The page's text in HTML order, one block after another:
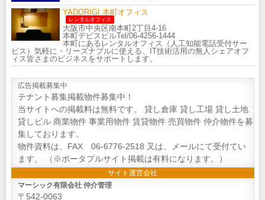
YADORIGI 本町オフィス
レンタルオフィス
大阪市中央区南本町2丁目4-16
本町デビスビルTel/06-4256-1444
本町にあるレンタルオフィス（人工知能電話受付サー
ビス）気軽に・リーズナブルに使える、IT技術活用の無人シェアオフ
ィス皆さまのビジネスをサポートします。
広告掲載募集中
テナント募集掲載物件募集中！
当サイトへの掲載料は無料です。 貸し倉庫 貸し工場 貸し土地
貸しビル 商業物件 事業用物件 賃貸物件 売買物件 仲介物件を募
集しております。
物件資料は、FAX 06-6776-2518 又は、メールにて受付てい
ます。 （※ポータプルサイト掲載は有料になります。）
サイト運営会社
マーシック有限会社 仲介管理
〒542-0063